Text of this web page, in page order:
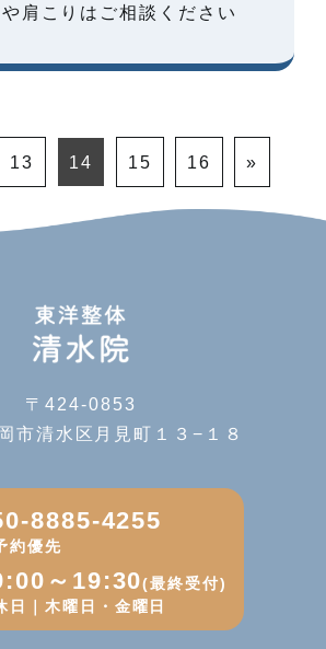
肩こりはご相談ください
13 14 15 16 »
〒424-0853
市清水区月見町１３−１８
8885-4255
約優先
～19:30(最終受付)
日｜木曜日・金曜日